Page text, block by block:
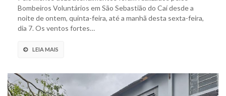
Bombeiros Voluntários em São Sebastião do Caí desde a
noite de ontem, quinta-feira, até a manhã desta sexta-feira,
dia 7. Os ventos fortes…
LEIA MAIS